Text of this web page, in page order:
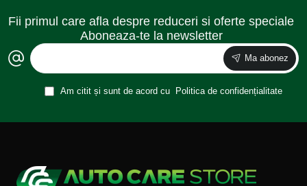
Fii primul care afla despre reduceri si oferte speciale
Aboneaza-te la newsletter
Ma abonez
Am citit și sunt de acord cu Politica de confidențialitate